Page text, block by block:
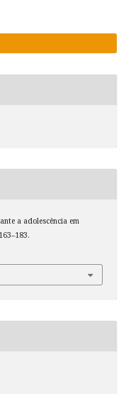
a adolescência em